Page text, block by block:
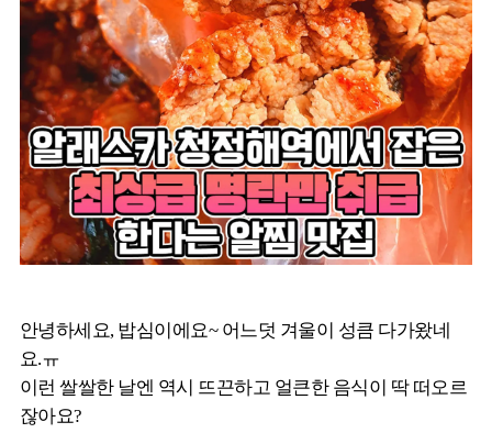
안녕하세요, 밥심이에요~ 어느덧 겨울이 성큼 다가왔네
요.ㅠ
이런 쌀쌀한 날엔 역시 뜨끈하고 얼큰한 음식이 딱 떠오르
잖아요?